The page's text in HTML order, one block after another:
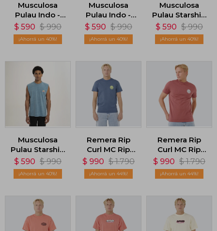
Musculosa
Pulau Indo -
Marrón
$ 590 $ 990
40
Musculosa
Pulau Indo -
Blanco
$ 590 $ 990
40
Musculosa
Pulau Starship
- Marrón
$ 590 $ 990
40
Musculosa
Pulau Starship
- Azul
$ 590 $ 990
40
Remera Rip
Curl MC Rip
Curl Wettie
Icon - Azul
$ 990 $ 1.790
44
Remera Rip
Curl MC Rip
Curl Wettie
Icon - Rojo
$ 990 $ 1.790
44